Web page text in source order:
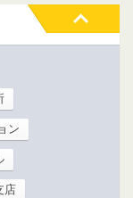
ン
店